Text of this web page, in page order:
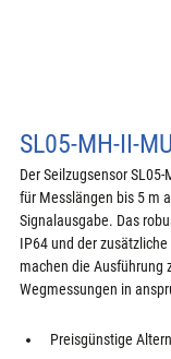
SL05-MH-II-
Der Seilzugsensor SL05-
für Messlängen bis 5 m
Signalausgabe. Das
IP64 und der
machen die Ausführung
Wegmessungen in
Preisgünstige